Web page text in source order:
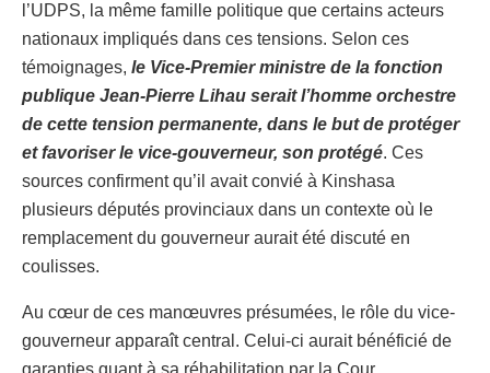
l’UDPS, la même famille politique que certains acteurs
nationaux impliqués dans ces tensions. Selon ces
témoignages, le Vice-Premier ministre de la fonction
publique Jean-Pierre Lihau serait l’homme orchestre
de cette tension permanente, dans le but de protéger
et favoriser le vice-gouverneur, son protégé. Ces
sources confirment qu’il avait convié à Kinshasa
plusieurs députés provinciaux dans un contexte où le
remplacement du gouverneur aurait été discuté en
coulisses.
Au cœur de ces manœuvres présumées, le rôle du vice-
gouverneur apparaît central. Celui-ci aurait bénéficié de